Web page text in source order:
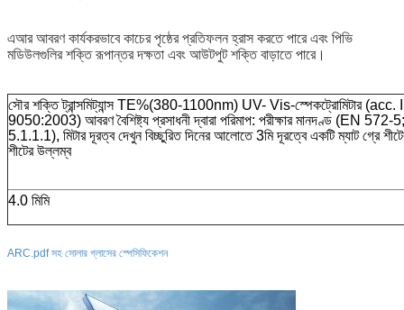
এআর আবরণ কার্যকরভাবে কাচের পৃষ্ঠের প্রতিফলন হ্রাস করতে পারে এবং পিভি
মডিউলগুলির শক্তি রূপান্তর দক্ষতা এবং আউটপুট শক্তি বাড়াতে পারে।
সৌর শক্তি ট্রান্সমিট্যান্স TE%(380-1100nm) UV- Vis-স্পেকট্রোমিটার (acc.
9050:2003) আবরণ বৈশিষ্ট্য প্রসাধনী দ্বারা পরিমাপ: পরীক্ষার মানদণ্ড (EN
5.1.1.1), মিটার দূরত্ব দেখুন বিচ্ছুরিত দিনের আলোতে 3মি দূরত্বে একটি ম্যাট গ্রে
শীটের উল্লম্ব
4.0 মিমি
ARC.pdf সহ সোলার গ্লাসের স্পেসিফিকেশন